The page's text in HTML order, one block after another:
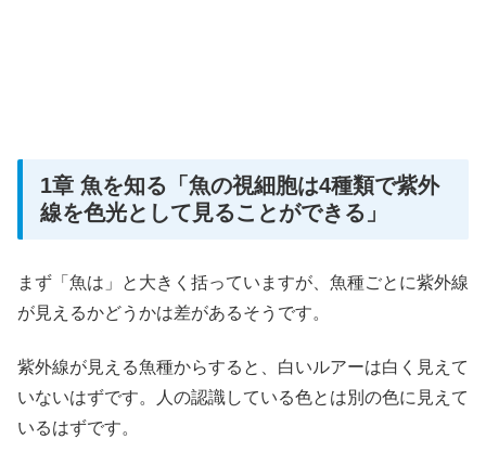
1章 魚を知る「魚の視細胞は4種類で紫外
線を色光として見ることができる」
まず「魚は」と大きく括っていますが、魚種ごとに紫外線
が見えるかどうかは差があるそうです。
紫外線が見える魚種からすると、白いルアーは白く見えて
いないはずです。人の認識している色とは別の色に見えて
いるはずです。